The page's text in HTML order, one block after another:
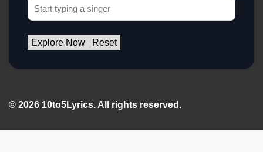
Explore Now Reset
© 2026 10to5Lyrics. All rights reserved.